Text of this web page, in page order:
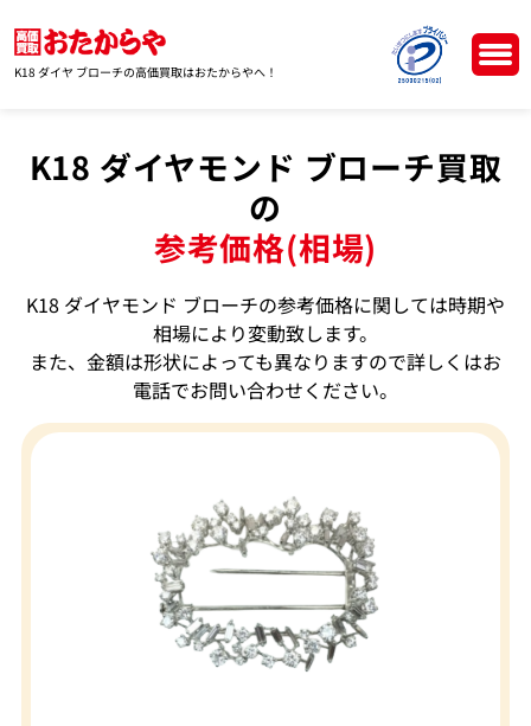
K18 ダイヤ ブローチの高価買取はおたからやへ！
K18 ダイヤモンド ブローチ買取
の
参考価格(相場)
K18 ダイヤモンド ブローチの参考価格に関しては時期や
相場により変動致します。
また、金額は形状によっても異なりますので詳しくはお
電話でお問い合わせください。